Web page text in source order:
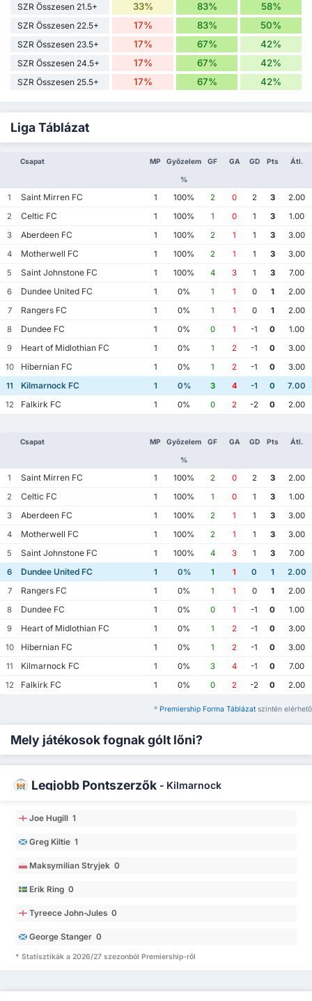
SZR Összesen 21.5+ 33% 83% 58%
SZR Összesen 22.5+ 17% 83% 50%
SZR Összesen 23.5+ 17% 67% 42%
SZR Összesen 24.5+ 17% 67% 42%
SZR Összesen 25.5+ 17% 67% 42%
Liga Táblázat
Csapat MP Győzelem
%
GF GA GD Pts Átl.
1 Saint Mirren FC 1 100% 2 0 2 3
2.00
2
Celtic FC 1 100% 1 0 1 3
1.00
3
Aberdeen FC 1 100% 2 1 1 3
3.00
4
Motherwell FC 1 100% 2 1 1 3
3.00
5
Saint Johnstone FC 1 100% 4 3 1 3
7.00
6
Dundee United FC 1 0% 1 1 0 1
2.00
7
Rangers FC 1 0% 1 1 0 1
2.00
8
Dundee FC 1 0% 0 1 -1 0
1.00
9
Heart of Midlothian FC 1 0% 1 2 -1 0
3.00
10
Hibernian FC 1 0% 1 2 -1 0
3.00
11
Kilmarnock FC 1 0% 3 4 -1 0
7.00
12
Falkirk FC 1 0% 0 2 -2 0 2.00
Csapat MP Győzelem
%
GF GA GD Pts Átl.
1 Saint Mirren FC 1 100% 2 0 2 3
2.00
2
Celtic FC 1 100% 1 0 1 3
1.00
3
Aberdeen FC 1 100% 2 1 1 3
3.00
4
Motherwell FC 1 100% 2 1 1 3
3.00
5
Saint Johnstone FC 1 100% 4 3 1 3
7.00
6
Dundee United FC 1 0% 1 1 0 1
2.00
7
Rangers FC 1 0% 1 1 0 1
2.00
8
Dundee FC 1 0% 0 1 -1 0
1.00
9
Heart of Midlothian FC 1 0% 1 2 -1 0
3.00
10
Hibernian FC 1 0% 1 2 -1 0
3.00
11
Kilmarnock FC 1 0% 3 4 -1 0
7.00
12
Falkirk FC 1 0% 0 2 -2 0 2.00
* Premiership Forma Táblázat szintén elérhető
Mely játékosok fognak gólt lőni?
Legjobb Pontszerzők - Kilmarnock
Joe Hugill 1
Greg Kiltie 1
Maksymilian Stryjek 0
Erik Ring 0
Tyreece John-Jules 0
George Stanger 0
* Statisztikák a 2026/27 szezonból Premiership-ről